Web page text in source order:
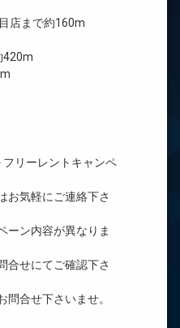
店まで約160m
420m
フリーレント キャンペ
お気軽にご連絡下さ
ーン内容が異なりま
合せにてご確認下さ
合せ下さいませ。